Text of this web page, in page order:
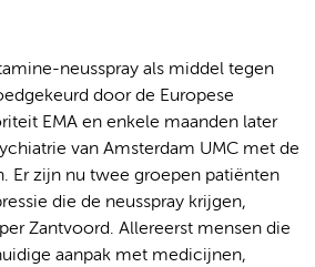
neusspray als middel tegen
door de Europese
EMA en enkele maanden later
van Amsterdam UMC met de
Er zijn nu twee groepen patiënten
die de neusspray krijgen,
Zantvoord. Allereerst mensen die
aanpak met medicijnen,